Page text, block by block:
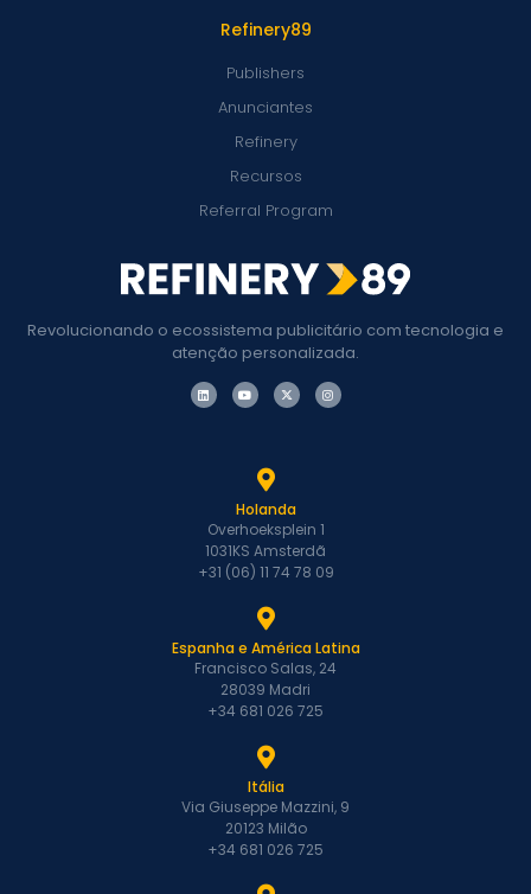
Revolucionando o ecossistema publicitário com tecnologia e
atenção personalizada.
Refinery89
Publishers
Anunciantes
Refinery
Recursos
Referral Program
Holanda
Overhoeksplein 1
1031KS Amsterdã
+31 (06) 11 74 78 09
Espanha e América Latina
Francisco Salas, 24
28039 Madri
+34 681 026 725
Itália
Via Giuseppe Mazzini, 9
20123 Milão
+34 681 026 725